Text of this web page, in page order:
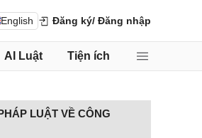
English Đăng ký/ Đăng nhập
AI Luật Tiện ích
LUẬT VỀ CÔNG